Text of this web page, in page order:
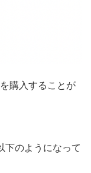
購入することが
下のようになって